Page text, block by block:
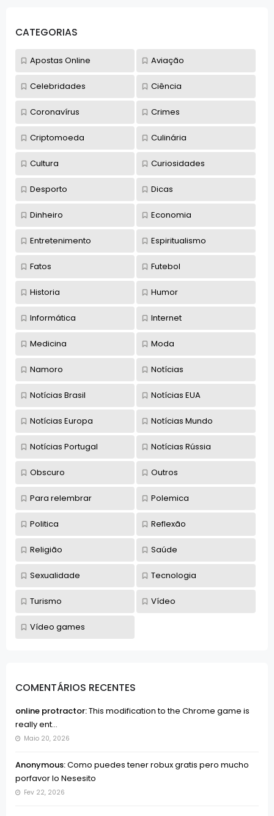
COMENTÁRIOS RECENTES
online protractor:This modification to the Chrome game is
really ent...
Maio 20, 2026
Anonymous:Como puedes tener robux gratis pero mucho
porfavor lo Nesesito
Fev 22, 2026
CATEGORIAS
Apostas Online Aviação
Celebridades Ciência
Coronavírus Crimes
Criptomoeda Culinária
Cultura Curiosidades
Desporto Dicas
Dinheiro Economia
Entretenimento Espiritualismo
Fatos Futebol
Historia Humor
Informática Internet
Medicina Moda
Namoro Notícias
Notícias Brasil Notícias EUA
Notícias Europa Notícias Mundo
Notícias Portugal Notícias Rússia
Obscuro Outros
Para relembrar Polemica
Politica Reflexão
Religião Saúde
Sexualidade Tecnologia
Turismo Vídeo
Vídeo games